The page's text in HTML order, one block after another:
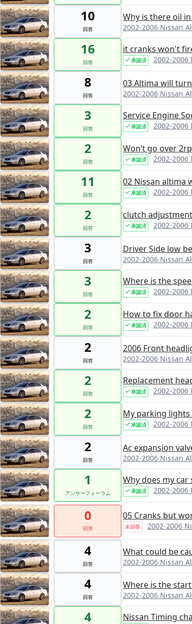
10
回答
Why is there oil
2002-2006 Nissan
16
回答
it cranks won't
承認済 2002-2006
8
回答
03 Altima will
2002-2006 Nissan
3
回答
Service Engine
承認済 2002-2006
2
回答
Won’t go over
承認済 2002-2006
11
回答
02 Nissan altima
承認済 2002-2006
2
回答
clutch
承認済 2002-2006
3
回答
Driver Side low
2002-2006 Nissan
3
回答
Where is the
承認済 2002-2006
2
回答
How to fix door
承認済 2002-2006
2
回答
2006 Front
2002-2006 Nissan
2
回答
Replacement
承認済 2002-2006
2
回答
My parking
承認済 2002-2006
2
回答
Ac expansion
2002-2006 Nissan
1
アンサーフォーラム
Why does my car
承認済 2002-2006
0
回答
05 Cranks but
未回答 2002-2006
4
回答
What could be
2002-2006 Nissan
4
回答
Where is the
2002-2006 Nissan
4 Nissan Timing